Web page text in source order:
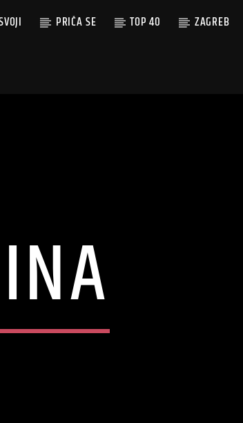
PRIČA SE TOP 40 ZAGREB